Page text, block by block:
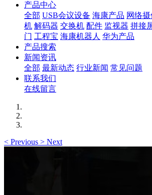
产品中心
全部 USB会议设备 海康产品 网络
机 解码器 交换机 配件 监视器 拼接
门 工程宝 海康机器人 华为产品
产品搜索
新闻资讯
全部 最新动态 行业新闻 常见问题
联系我们
在线留言
< Previous > Next